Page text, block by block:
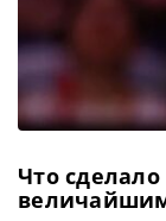
Что